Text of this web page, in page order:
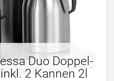
Duo Doppel-
2 Kannen 2l